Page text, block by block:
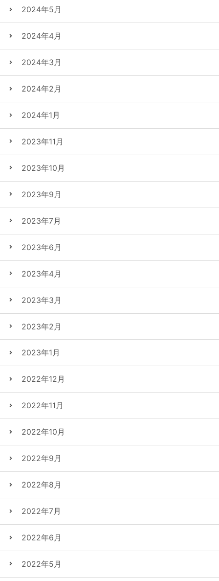
2024年5月
2024年4月
2024年3月
2024年2月
2024年1月
2023年11月
2023年10月
2023年9月
2023年7月
2023年6月
2023年4月
2023年3月
2023年2月
2023年1月
2022年12月
2022年11月
2022年10月
2022年9月
2022年8月
2022年7月
2022年6月
2022年5月